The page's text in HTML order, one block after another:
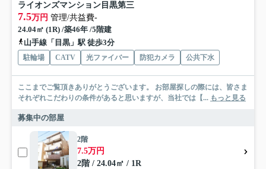
ライオンズマンション目黒第三
7.5万円 管理/共益費-
24.04㎡ (1R) /築46年 /5階建
山手線「目黒」駅 徒歩3分
駐輪場 CATV 光ファイバー 防犯カメラ 公共下水
ここまでご覧頂きありがとうございます。 お部屋探しの際には、皆さま
それぞれこだわりの条件があると思いますが、当社では【... もっと見る
募集中の部屋
2階
7.5万円
2階 / 24.04㎡ / 1R